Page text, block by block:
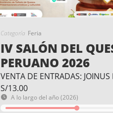
Categoría Feria
IV SALÓN DEL
PERUANO 2026
VENTA DE ENTRADAS: JOINUS
S/13.00
A lo largo del año (2026)